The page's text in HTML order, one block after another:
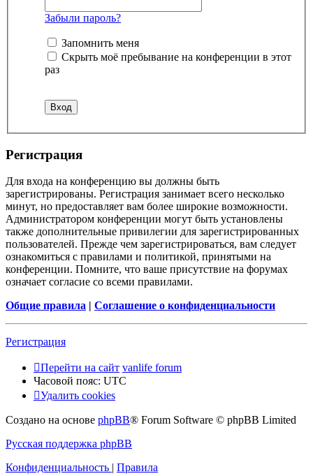
Забыли пароль?
Запомнить меня
Скрыть моё пребывание на конференции в этот
раз
Регистрация
Для входа на конференцию вы должны быть
зарегистрированы. Регистрация занимает всего несколько
минут, но предоставляет вам более широкие возможности.
Администратором конференции могут быть установлены
также дополнительные привилегии для зарегистрированных
пользователей. Прежде чем зарегистрироваться, вам следует
ознакомиться с правилами и политикой, принятыми на
конференции. Помните, что ваше присутствие на форумах
означает согласие со всеми правилами.
Общие правила | Соглашение о конфиденциальности
Регистрация
Перейти на сайт vanlife forum
Часовой пояс: UTC
Удалить cookies
Создано на основе phpBB® Forum Software © phpBB Limited
Русская поддержка phpBB
Конфиденциальность | Правила